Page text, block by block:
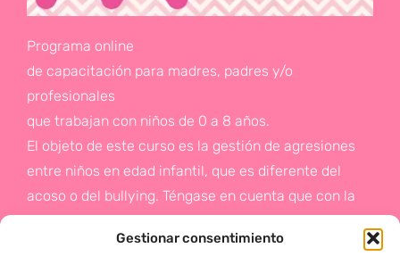
Gestionar consentimiento
Programa online
de capacitación para madres, padres y/o
profesionales
que trabajan con niños de 0 a 8 años.
El objeto de este curso es la gestión de agresiones
entre niños en edad infantil, que es diferente del
acoso o del bullying. Téngase en cuenta que con la
de la prevención a un problema que suele aparecer